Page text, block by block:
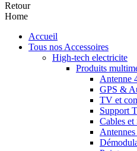
Retour
Home
Accueil
Tous nos Accessoires
High-tech electricite
Produits
Antenne
GPS &
TV et
Support
Cables
Antennes